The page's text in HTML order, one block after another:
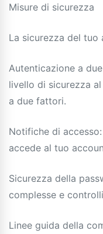
Misure di sicurezza
La sicurezza del
Autenticazione a
livello di sicurezza
a due fattori.
Notifiche di
accede al tuo
Sicurezza della
complesse e
Linee guida della